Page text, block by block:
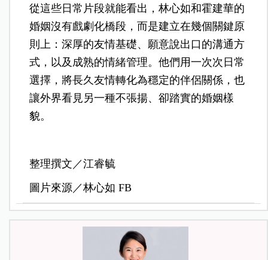
從這些日常片段就能看出，林心如和霍建華的
婚姻沒有戲劇化橋段，而是建立在幾個關鍵原
則上：深厚的友情基礎、願意說出口的溝通方
式，以及成熟的情緒管理。他們用一次次日常
選擇，將長久友情轉化為穩定的伴侶關係，也
讓外界看見另一種不張揚、卻踏實的婚姻樣
貌。
整理撰文／江睿毓
圖片來源／林心如 FB